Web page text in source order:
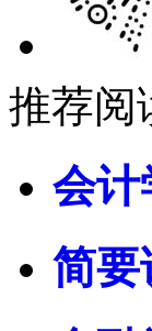
推荐阅
会计
简要